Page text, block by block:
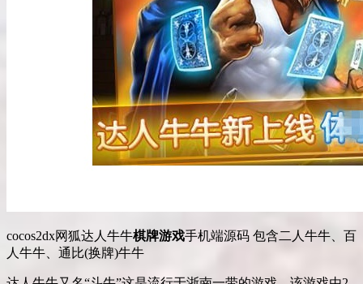
cocos2dx网狐达人牛牛棋牌游戏手机端源码 包含二人牛牛、百
人牛牛、通比(换牌)牛牛